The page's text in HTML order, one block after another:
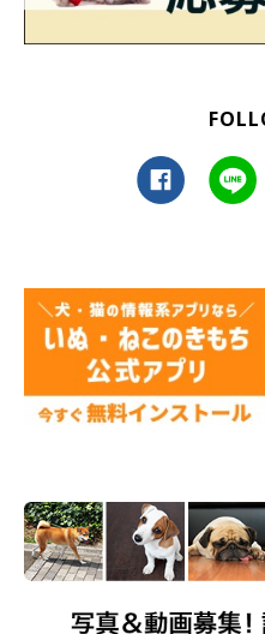
その後も健やかに成長し、取
くん。甘えん坊でやんちゃな
津々。何より“おしゃべり”な
飼い主さん：
「嬉しいときや遊んでいると
るので、そこがまた可愛いで